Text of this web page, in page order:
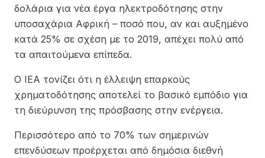
δολάρια για νέα έργα ηλεκτροδότησης στην
υποσαχάρια Αφρική – ποσό που, αν και αυξημένο
κατά 25% σε σχέση με το 2019, απέχει πολύ από
τα απαιτούμενα επίπεδα.
Ο IEA τονίζει ότι η έλλειψη επαρκούς
χρηματοδότησης αποτελεί το βασικό εμπόδιο για
τη διεύρυνση της πρόσβασης στην ενέργεια.
Περισσότερο από το 70% των σημερινών
επενδύσεων προέρχεται από δημόσια διεθνή